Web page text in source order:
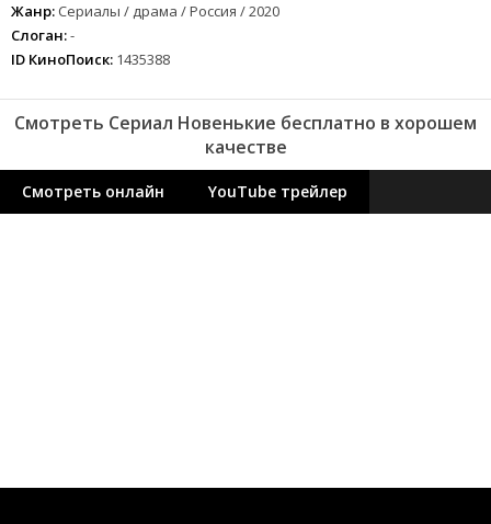
Жанр: Сериалы / драма / Россия / 2020
Слоган:-
ID КиноПоиск: 1435388
Смотреть Сериал Новенькие бесплатно в хорошем
качестве
Смотреть онлайн YouTube трейлер